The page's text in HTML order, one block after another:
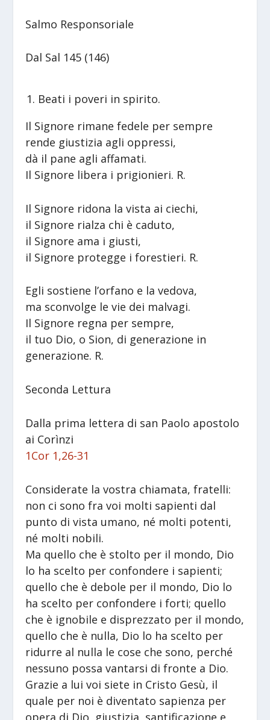
Salmo Responsoriale
Dal Sal 145 (146)
Beati i poveri in spirito.
Il Signore rimane fedele per sempre
rende giustizia agli oppressi,
dà il pane agli affamati.
Il Signore libera i prigionieri. R.
Il Signore ridona la vista ai ciechi,
il Signore rialza chi è caduto,
il Signore ama i giusti,
il Signore protegge i forestieri. R.
Egli sostiene l’orfano e la vedova,
ma sconvolge le vie dei malvagi.
Il Signore regna per sempre,
il tuo Dio, o Sion, di generazione in
generazione. R.
Seconda Lettura
Dalla prima lettera di san Paolo apostolo
ai Corìnzi
1Cor 1,26-31
Considerate la vostra chiamata, fratelli:
non ci sono fra voi molti sapienti dal
punto di vista umano, né molti potenti,
né molti nobili.
Ma quello che è stolto per il mondo, Dio
lo ha scelto per confondere i sapienti;
quello che è debole per il mondo, Dio lo
ha scelto per confondere i forti; quello
che è ignobile e disprezzato per il mondo,
quello che è nulla, Dio lo ha scelto per
ridurre al nulla le cose che sono, perché
nessuno possa vantarsi di fronte a Dio.
Grazie a lui voi siete in Cristo Gesù, il
quale per noi è diventato sapienza per
opera di Dio, giustizia, santificazione e